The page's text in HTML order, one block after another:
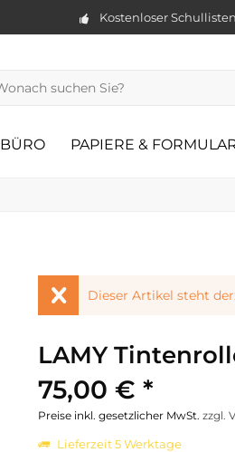
Kostenloser
BÜRO PAPIERE &
Dieser Artikel steht
LAMY
75,00 € *
Preise inkl. gesetzlicher MwSt. zzgl.
Lieferzeit 5 Werktage